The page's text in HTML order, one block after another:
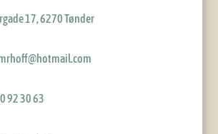
17, 6270 Tønder
92 30 63